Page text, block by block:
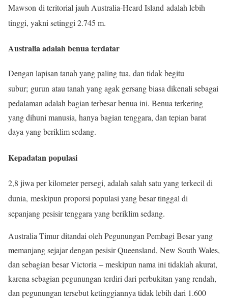
Mawson di teritorial jauh Australia-Heard Island adalah lebih
tinggi, yakni setinggi 2.745 m.
Australia adalah benua terdatar
Dengan lapisan tanah yang paling tua, dan tidak begitu
subur; gurun atau tanah yang agak gersang biasa dikenali sebagai
pedalaman adalah bagian terbesar benua ini. Benua terkering
yang dihuni manusia, hanya bagian tenggara, dan tepian barat
daya yang beriklim sedang.
Kepadatan populasi
2,8 jiwa per kilometer persegi, adalah salah satu yang terkecil di
dunia, meskipun proporsi populasi yang besar tinggal di
sepanjang pesisir tenggara yang beriklim sedang.
Australia Timur ditandai oleh Pegunungan Pembagi Besar yang
memanjang sejajar dengan pesisir Queensland, New South Wales,
dan sebagian besar Victoria – meskipun nama ini tidaklah akurat,
karena sebagian pegunungan terdiri dari perbukitan yang rendah,
dan pegunungan tersebut ketinggiannya tidak lebih dari 1.600